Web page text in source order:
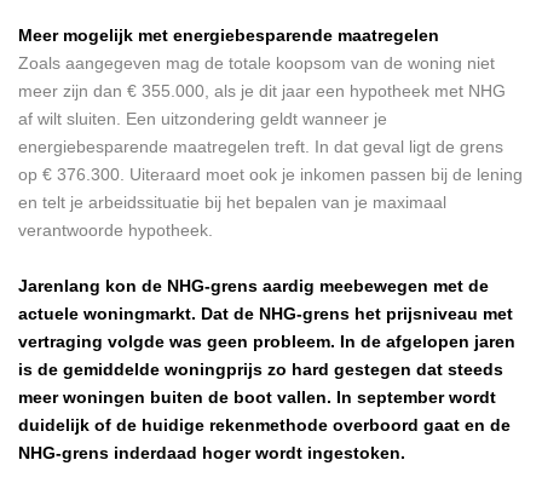
Meer mogelijk met energiebesparende maatregelen
Zoals aangegeven mag de totale koopsom van de woning niet
meer zijn dan € 355.000, als je dit jaar een hypotheek met NHG
af wilt sluiten. Een uitzondering geldt wanneer je
energiebesparende maatregelen treft. In dat geval ligt de grens
op € 376.300. Uiteraard moet ook je inkomen passen bij de lening
en telt je arbeidssituatie bij het bepalen van je maximaal
verantwoorde hypotheek.
Jarenlang kon de NHG-grens aardig meebewegen met de
actuele woningmarkt. Dat de NHG-grens het prijsniveau met
vertraging volgde was geen probleem. In de afgelopen jaren
is de gemiddelde woningprijs zo hard gestegen dat steeds
meer woningen buiten de boot vallen. In september wordt
duidelijk of de huidige rekenmethode overboord gaat en de
NHG-grens inderdaad hoger wordt ingestoken.